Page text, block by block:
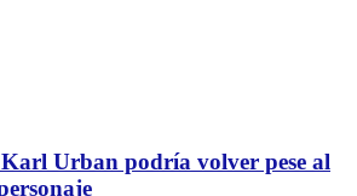
Urban podría volver pese al